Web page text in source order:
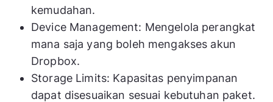
kemudahan.
Device Management: Mengelola perangkat
mana saja yang boleh mengakses akun
Dropbox.
Storage Limits: Kapasitas penyimpanan
dapat disesuaikan sesuai kebutuhan paket.